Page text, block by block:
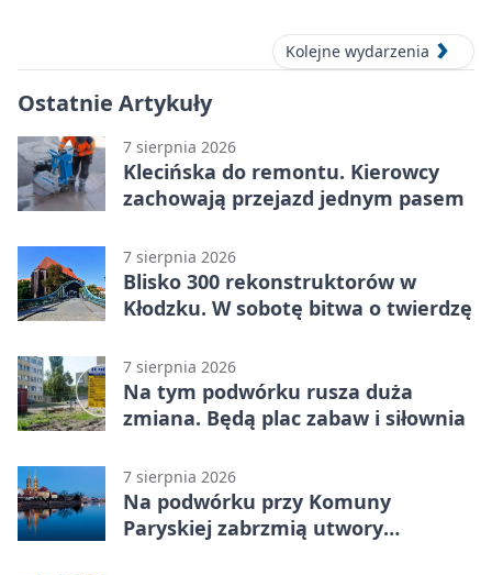
Kolejne wydarzenia
Ostatnie Artykuły
7 sierpnia 2026
Klecińska do remontu. Kierowcy
zachowają przejazd jednym pasem
7 sierpnia 2026
Blisko 300 rekonstruktorów w
Kłodzku. W sobotę bitwa o twierdzę
7 sierpnia 2026
Na tym podwórku rusza duża
zmiana. Będą plac zabaw i siłownia
7 sierpnia 2026
Na podwórku przy Komuny
Paryskiej zabrzmią utwory